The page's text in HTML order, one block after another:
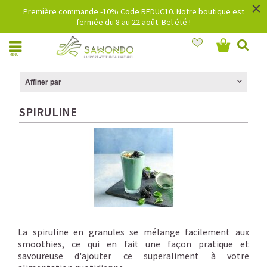
Première commande -10% Code REDUC10. Notre boutique est
fermée du 8 au 22 août. Bel été !
×
MENU
Affiner par
SPIRULINE
La spiruline en granules se mélange facilement aux
smoothies, ce qui en fait une façon pratique et
savoureuse d'ajouter ce superaliment à votre